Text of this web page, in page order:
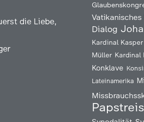
die Liebe,
Dialog
Kardinal Kasper
Müller Kardinal
Konklave
Lateinamerika